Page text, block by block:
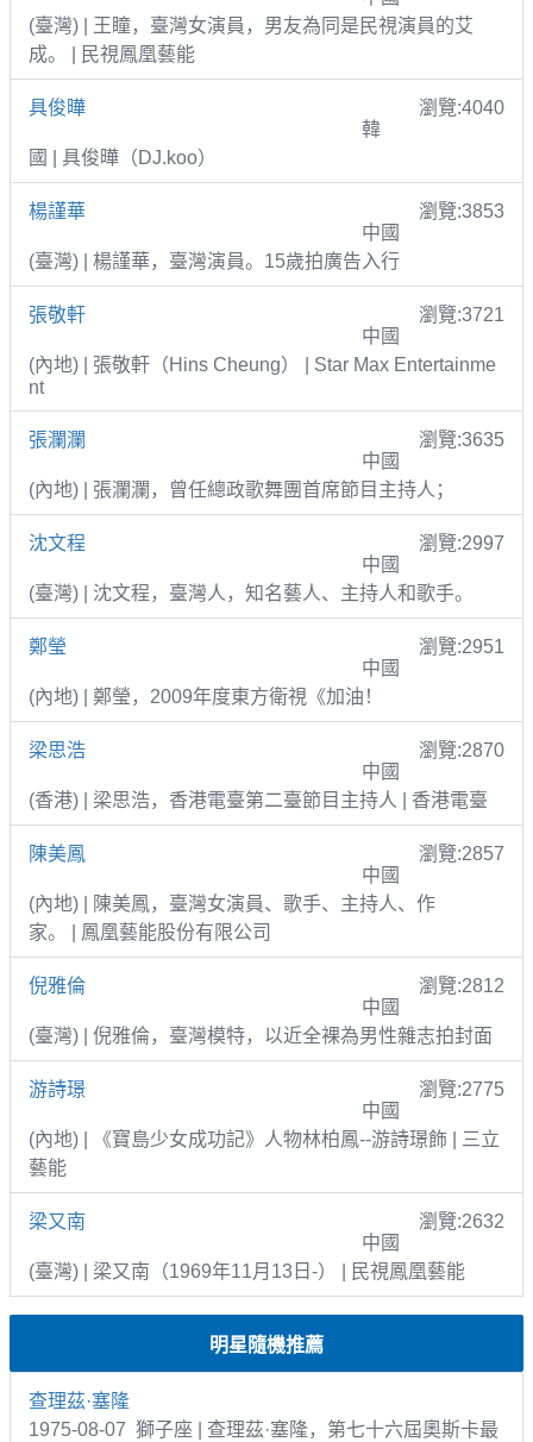
(臺灣) | 王瞳，臺灣女演員，男友為同是民視演員的艾
成。 | 民視鳳凰藝能
具俊曄
瀏覽:4040
韓
國 | 具俊曄（DJ.koo）
楊謹華
瀏覽:3853
中國
(臺灣) | 楊謹華，臺灣演員。15歲拍廣告入行
張敬軒
瀏覽:3721
中國
(內地) | 張敬軒（Hins Cheung） | Star Max Entertainme
nt
張瀾瀾
瀏覽:3635
中國
(內地) | 張瀾瀾，曾任總政歌舞團首席節目主持人；
沈文程
瀏覽:2997
中國
(臺灣) | 沈文程，臺灣人，知名藝人、主持人和歌手。
鄭瑩
瀏覽:2951
中國
(內地) | 鄭瑩，2009年度東方衛視《加油！
梁思浩
瀏覽:2870
中國
(香港) | 梁思浩，香港電臺第二臺節目主持人 | 香港電臺
陳美鳳
瀏覽:2857
中國
(內地) | 陳美鳳，臺灣女演員、歌手、主持人、作
家。 | 鳳凰藝能股份有限公司
倪雅倫
瀏覽:2812
中國
(臺灣) | 倪雅倫，臺灣模特，以近全裸為男性雜志拍封面
游詩璟
瀏覽:2775
中國
(內地) | 《寶島少女成功記》人物林柏鳳--游詩璟飾 | 三立
藝能
梁又南
瀏覽:2632
中國
(臺灣) | 梁又南（1969年11月13日-） | 民視鳳凰藝能
明星隨機推薦
查理茲·塞隆
1975-08-07 獅子座 | 查理茲·塞隆，第七十六屆奧斯卡最